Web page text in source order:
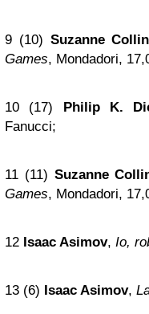
9 (10) Suzanne
Games, Mondadori,
10 (17) Philip K.
Fanucci;
11 (11) Suzanne
Games, Mondadori,
12 Isaac Asimov, Io,
13 (6) Isaac Asimov,